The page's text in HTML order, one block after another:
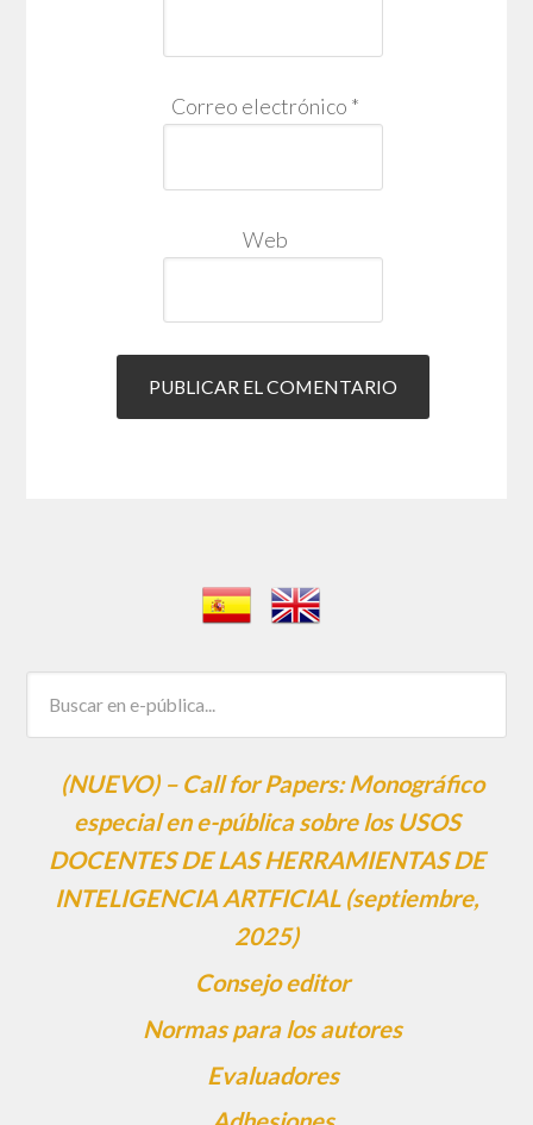
Correo electrónico *
Web
(NUEVO) – Call for Papers: Monográfico
especial en e-pública sobre los USOS
DOCENTES DE LAS HERRAMIENTAS DE
INTELIGENCIA ARTFICIAL (septiembre,
2025)
Consejo editor
Normas para los autores
Evaluadores